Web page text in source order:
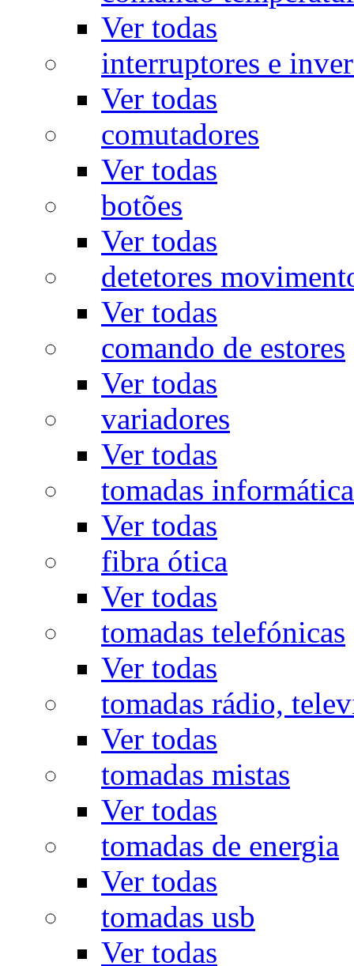
Ver todas
interruptores e
Ver todas
comutadores
Ver todas
botões
Ver todas
detetores
Ver todas
comando de estores
Ver todas
variadores
Ver todas
tomadas
Ver todas
fibra ótica
Ver todas
tomadas telefónicas
Ver todas
tomadas rádio,
Ver todas
tomadas mistas
Ver todas
tomadas de energia
Ver todas
tomadas usb
Ver todas